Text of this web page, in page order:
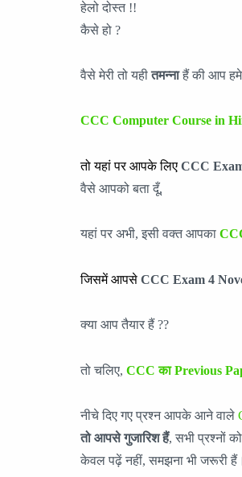
हेलो दोस्त !!
कैसे हो ?
वैसे मेरी तो यहीतमन्नाहैं की आप
CCC Computer Course in
तो यहां पर आपके लिए CCC
वैसे आपको बता दूँ,
यहां पर अभी, इसी वक्त आपका
जिसमें आपसे CCC Exam 4
क्या आप तैयार हैं ??
तो चलिए, CCC का Previous
नीचे दिए गए प्रश्न आपके आने वाले
तो आपसे गुजारिश हैं, सभी प्रश्नों
केवल पढ़ें नहीं, समझना भी जरूरी हैं।